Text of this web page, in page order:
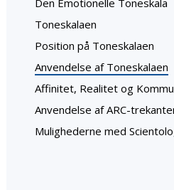
Toneskalaen
Position på Toneskalaen
Anvendelse af Toneskalaen
Affinitet, Realitet og
Anvendelse af ARC-
Mulighederne med